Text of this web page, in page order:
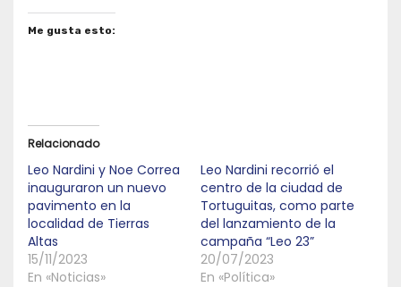
Me gusta esto:
Relacionado
Leo Nardini y Noe Correa
inauguraron un nuevo
pavimento en la
localidad de Tierras
Altas
15/11/2023
En «Noticias»
Leo Nardini recorrió el
centro de la ciudad de
Tortuguitas, como parte
del lanzamiento de la
campaña “Leo 23”
20/07/2023
En «Política»